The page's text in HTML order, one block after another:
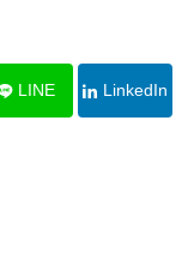
LINE LinkedIn